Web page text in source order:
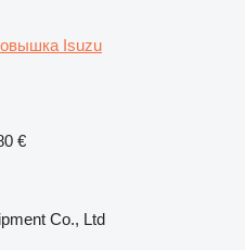
Isuzu
€
Co., Ltd